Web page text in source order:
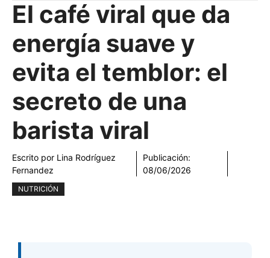
El café viral que da
energía suave y
evita el temblor: el
secreto de una
barista viral
Escrito por Lina Rodríguez
Fernandez
Publicación:
08/06/2026
NUTRICIÓN